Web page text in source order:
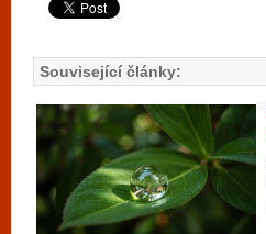
Související články: